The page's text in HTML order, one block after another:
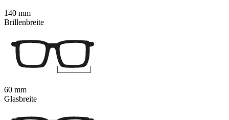
140 mm
Brillenbreite
60 mm
Glasbreite